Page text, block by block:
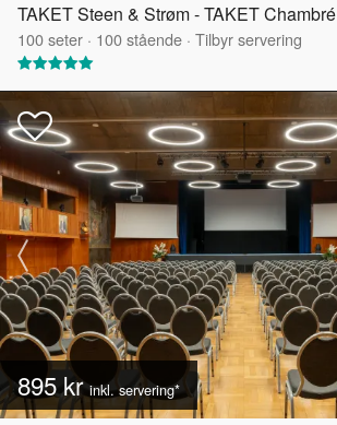
TAKET Steen & Strøm - TAKET Chambré
100seter · 100stående · Tilbyr servering
895 krinkl. servering*